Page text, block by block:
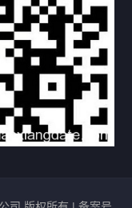
年度荣誉，持续引
务器国产服务器